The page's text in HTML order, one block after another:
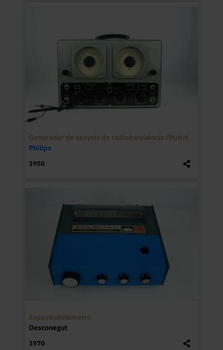
Generador de senyals de radiofreqüència FM/AM
Philips
1950
Espectrofotòmetre
Desconegut
1970